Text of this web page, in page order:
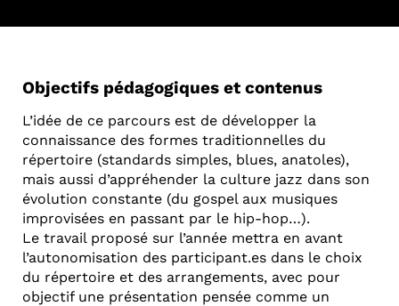
Objectifs pédagogiques et contenus
L’idée de ce parcours est de développer la
connaissance des formes traditionnelles du
répertoire (standards simples, blues, anatoles),
mais aussi d’appréhender la culture jazz dans son
évolution constante (du gospel aux musiques
improvisées en passant par le hip-hop…).
Le travail proposé sur l’année mettra en avant
l’autonomisation des participant.es dans le choix
du répertoire et des arrangements, avec pour
objectif une présentation pensée comme un